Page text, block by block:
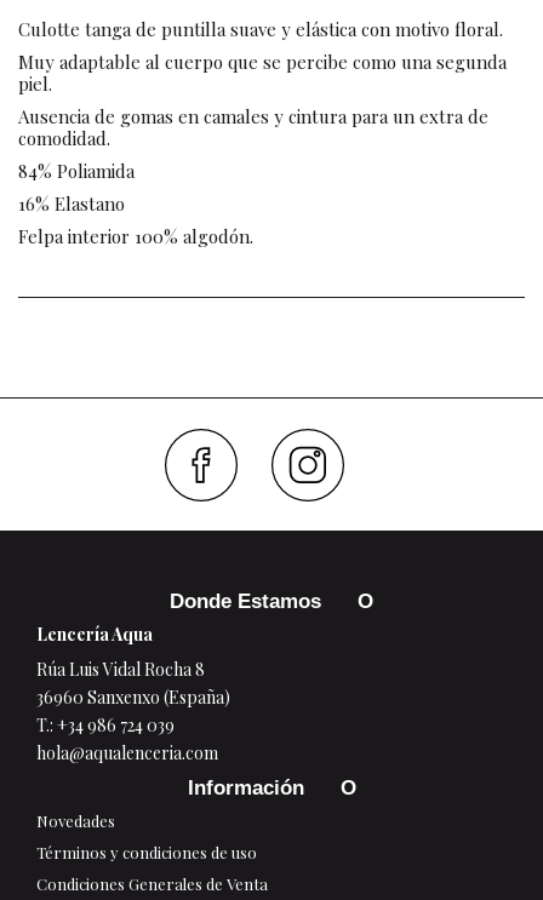
Culotte tanga de puntilla suave y elástica con motivo floral.
Muy adaptable al cuerpo que se percibe como una segunda
piel.
Ausencia de gomas en camales y cintura para un extra de
comodidad.
84% Poliamida
16% Elastano
Felpa interior 100% algodón.
Donde Estamos
Lencería Aqua
Rúa Luis Vidal Rocha 8
36960 Sanxenxo (España)
T.: +34 986 724 039
hola@aqualenceria.com
Información
Novedades
Términos y condiciones de uso
Condiciones Generales de Venta